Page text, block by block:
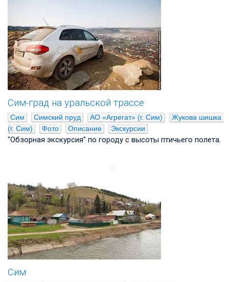
Сим-град на уральской трассе
Сим Симский пруд АО «Агрегат» (г. Сим)
Жукова шишка
(г. Сим)
Фото Описание Экскурсии
"Обзорная экскурсия" по городу с высоты птичьего полета.
Сим